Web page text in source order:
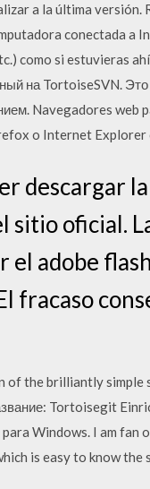
a la última versión.
conectada a
como si estuvieras
на TortoiseSVN.
Navegadores web
o Internet
descargar
sitio oficial.
el adobe
fracaso
the brilliantly simple
Tortoisegit
Windows. I am
is easy to know the